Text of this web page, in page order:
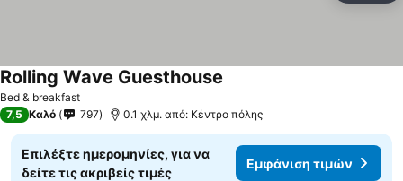
Bed & breakfast
Rolling Wave Guesthouse
7,5 Καλό 797 0.1 χλμ. από: Κέντρο πόλης
Επιλέξτε ημερομηνίες, για να
δείτε τις ακριβείς τιμές
Εμφάνιση τιμών